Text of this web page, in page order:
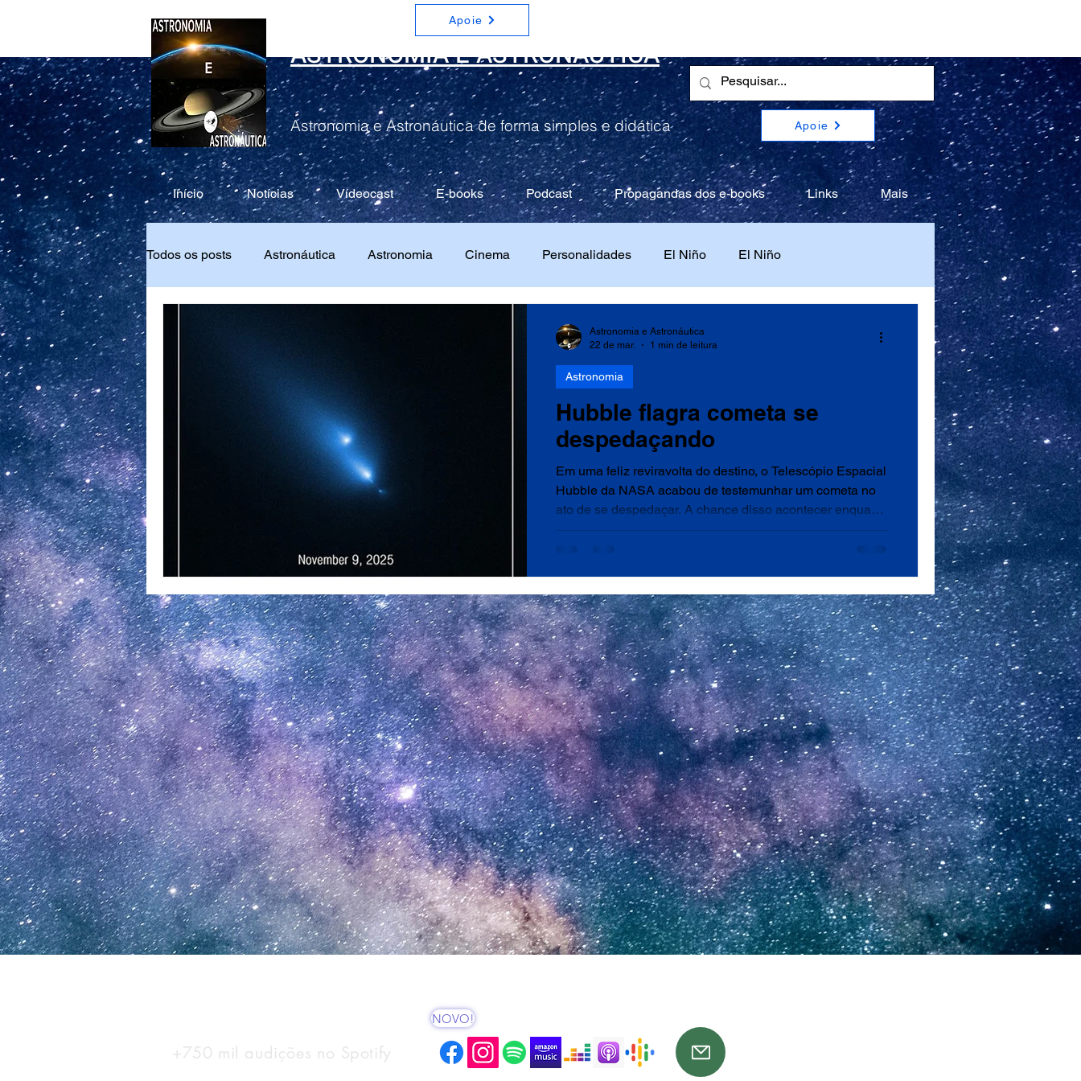
Apoie
ASTRONOMIA E ASTRONÁUTICA
Astronomia e Astronáutica de forma simples e didática Apoie
Todos os posts Astronáutica Astronomia Cinema Personalidades El Niño El Niño
Hubble flagra cometa se
despedaçando
Em uma feliz reviravolta do destino, o Telescópio Espacial
Hubble da NASA acabou de testemunhar um cometa no
ato de se despedaçar. A chance disso acontecer enquanto
Hubble assistia é extraordinariamente minúscula. As
3I/ATLAS — não foi o alvo original do estudo do Hubble.
"Às vezes, a melhor ciência acontece por acaso", d
Astronomia
Astronomia e Astronáutica
22 de mar.
1 min de leitura
Início Notícias Vídeocast E-books Podcast Propagandas dos e-books Links Mais
NOVO!
+750 mil audições no Spotify